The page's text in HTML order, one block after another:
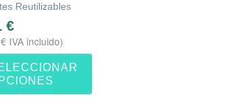
Reutilizables
€
€ IVA incluido)